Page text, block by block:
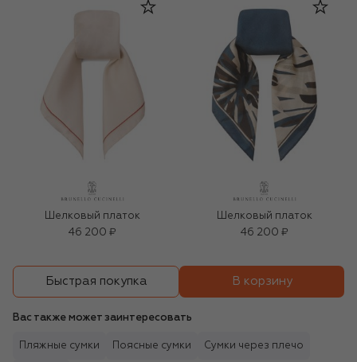
Шелковый платок
46 200 ₽
Шелковый платок
46 200 ₽
Быстрая покупка В корзину
Вас также может заинтересовать
Пляжные сумки Поясные сумки Сумки через плечо